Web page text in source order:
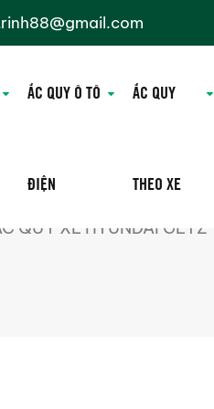
ẮC QUY Ô TÔ
ĐIỆN
ẮC QUY
THEO XE
QUY XE HYUNDAI GETZ